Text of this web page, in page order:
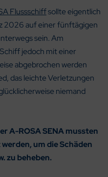
Flussschiffsollte eigentlich
2026 auf einer fünftägigen
sein. Am
jedoch mit einer
abgebrochen werden
das leichte Verletzungen
niemand
A-ROSA SENA mussten
um die Schäden
zu beheben.